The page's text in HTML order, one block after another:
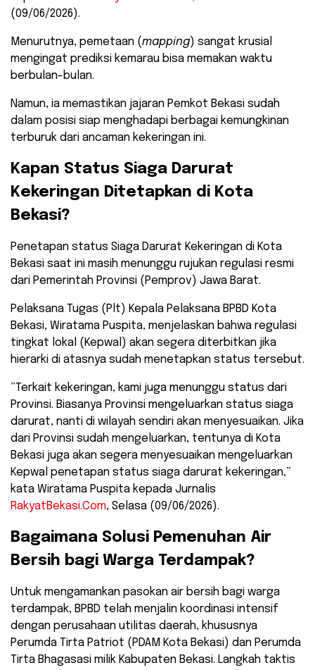
(09/06/2026).
​Menurutnya, pemetaan (mapping) sangat krusial
mengingat prediksi kemarau bisa memakan waktu
berbulan-bulan.
Namun, ia memastikan jajaran Pemkot Bekasi sudah
dalam posisi siap menghadapi berbagai kemungkinan
terburuk dari ancaman kekeringan ini.
​Kapan Status Siaga Darurat
Kekeringan Ditetapkan di Kota
Bekasi?
​Penetapan status Siaga Darurat Kekeringan di Kota
Bekasi saat ini masih menunggu rujukan regulasi resmi
dari Pemerintah Provinsi (Pemprov) Jawa Barat.
Pelaksana Tugas (Plt) Kepala Pelaksana BPBD Kota
Bekasi, Wiratama Puspita, menjelaskan bahwa regulasi
tingkat lokal (Kepwal) akan segera diterbitkan jika
hierarki di atasnya sudah menetapkan status tersebut.
​”Terkait kekeringan, kami juga menunggu status dari
Provinsi. Biasanya Provinsi mengeluarkan status siaga
darurat, nanti di wilayah sendiri akan menyesuaikan. Jika
dari Provinsi sudah mengeluarkan, tentunya di Kota
Bekasi juga akan segera menyesuaikan mengeluarkan
Kepwal penetapan status siaga darurat kekeringan,”
kata Wiratama Puspita kepada Jurnalis
RakyatBekasi.Com, Selasa (09/06/2026).
​Bagaimana Solusi Pemenuhan Air
Bersih bagi Warga Terdampak?
​Untuk mengamankan pasokan air bersih bagi warga
terdampak, BPBD telah menjalin koordinasi intensif
dengan perusahaan utilitas daerah, khususnya
Perumda Tirta Patriot (PDAM Kota Bekasi) dan Perumda
Tirta Bhagasasi milik Kabupaten Bekasi. Langkah taktis